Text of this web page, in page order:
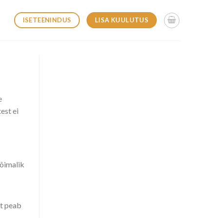
ISETEENINDUS LISA KUULUTUS
ei
peab